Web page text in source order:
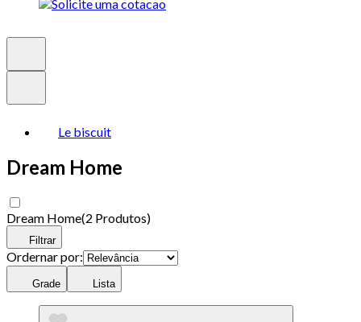
Le biscuit
Dream Home
Dream Home(2 Produtos)
Filtrar
Ordernar por:
Grade Lista